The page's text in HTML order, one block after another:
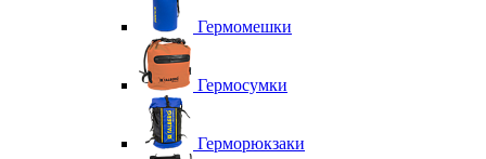
Гермомешки
Гермосумки
Герморюкзаки